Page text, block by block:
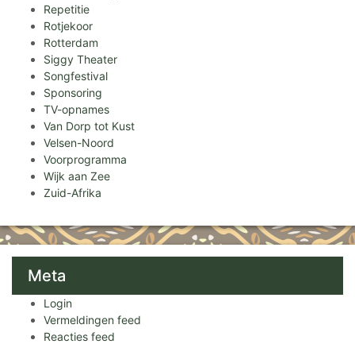
Repetitie
Rotjekoor
Rotterdam
Siggy Theater
Songfestival
Sponsoring
TV-opnames
Van Dorp tot Kust
Velsen-Noord
Voorprogramma
Wijk aan Zee
Zuid-Afrika
Meta
Login
Vermeldingen feed
Reacties feed